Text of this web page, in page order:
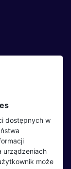
dostępnych w
urządzeniach
może